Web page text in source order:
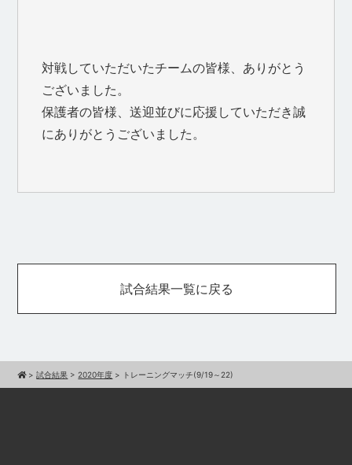
対戦していただいたチームの皆様、ありがとう
ございました。
保護者の皆様、送迎並びに応援していただき誠
にありがとうございました。
試合結果一覧に戻る
>試合結果 > 2020年度 > トレーニングマッチ(9/19～22)